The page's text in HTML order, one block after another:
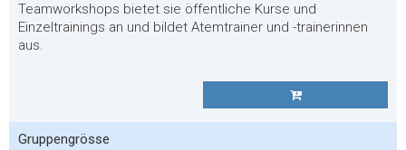
Teamworkshops bietet sie öffentliche Kurse und
Einzeltrainings an und bildet Atemtrainer und -trainerinnen
aus.
Gruppengrösse